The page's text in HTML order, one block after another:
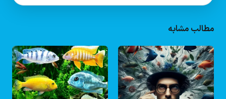
مطالب مشابه